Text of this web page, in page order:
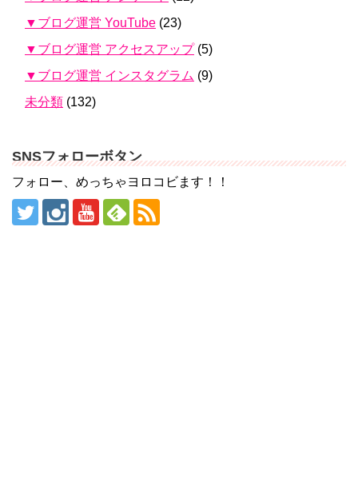
▼ブログ運営 YouTube (23)
▼ブログ運営 アクセスアップ(5)
▼ブログ運営 インスタグラム (9)
未分類 (132)
SNSフォローボタン
フォロー、めっちゃヨロコビます！！